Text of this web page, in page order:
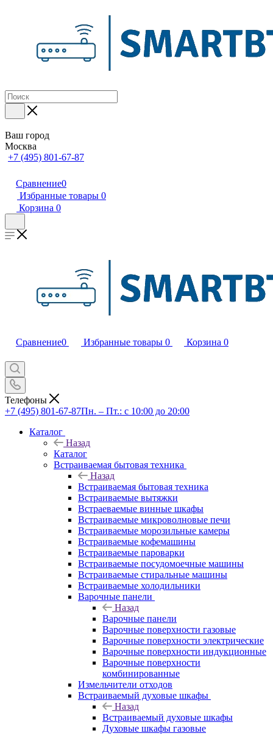
Ваш город
Москва
+7 (495) 801-67-87
Сравнение0
Избранные товары 0
Корзина 0
Сравнение0 Избранные товары 0 Корзина 0
Телефоны
+7 (495) 801-67-87Пн. – Пт.: с 10:00 до 20:00
Каталог
Назад
Каталог
Встраиваемая бытовая техника
Назад
Встраиваемая бытовая техника
Встраиваемые вытяжки
Встраеваемые винные шкафы
Встраиваемые микроволновые печи
Встраиваемые морозильные камеры
Встраиваемые кофемашины
Встраиваемые пароварки
Встраиваемые посудомоечные машины
Встраиваемые стиральные машины
Встраиваемые холодильники
Варочные панели
Назад
Варочные панели
Варочные поверхности газовые
Варочные поверхности электрические
Варочные поверхности индукционные
Варочные поверхности
комбинированные
Измельчители отходов
Встраиваемый духовые шкафы
Назад
Встраиваемый духовые шкафы
Духовые шкафы газовые